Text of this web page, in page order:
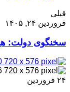
قبلی
فروردین ۲۴, ۱۴۰۵
سخنگوی دولت:
۲۴ فروردین